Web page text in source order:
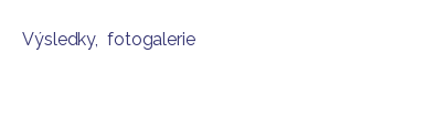
Výsledky, fotogalerie